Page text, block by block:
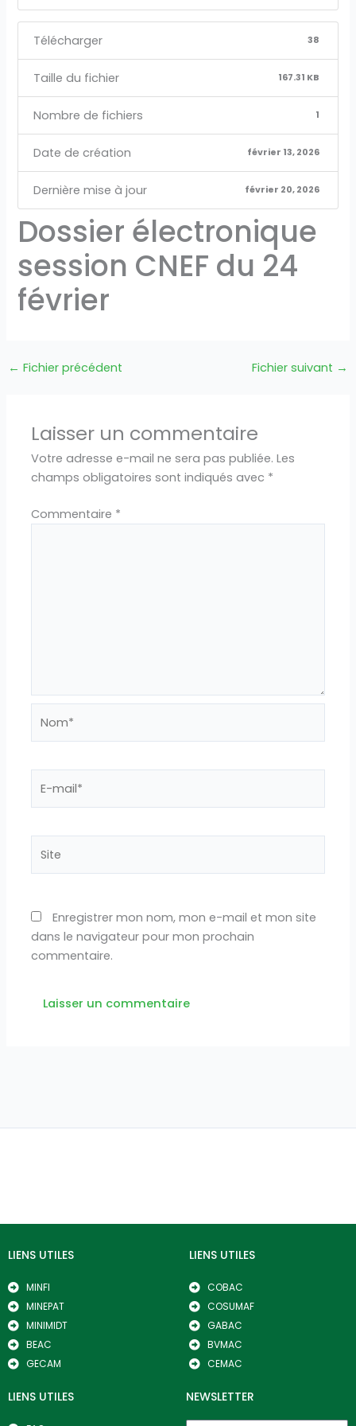
Télécharger 38
Taille du fichier 167.31 KB
Nombre de fichiers 1
Date de création février 13, 2026
Dernière mise à jour février 20, 2026
Dossier électronique
session CNEF du 24
février
← Fichier précédent Fichier suivant →
Laisser un commentaire
Votre adresse e-mail ne sera pas publiée. Les
champs obligatoires sont indiqués avec *
Commentaire *
mail*
Enregistrer mon nom, mon e-mail et mon site
dans le navigateur pour mon prochain
commentaire.
LIENS UTILES
MINFI
MINEPAT
MINIMIDT
BEAC
GECAM
LIENS UTILES
COBAC
COSUMAF
GABAC
BVMAC
CEMAC
LIENS UTILES NEWSLETTER